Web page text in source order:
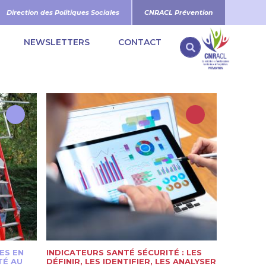
Direction des Politiques Sociales CNRACL Prévention
NEWSLETTERS CONTACT
Search
EN
AU
INDICATEURS SANTÉ SÉCURITÉ : LES
DÉFINIR, LES IDENTIFIER, LES ANALYSER